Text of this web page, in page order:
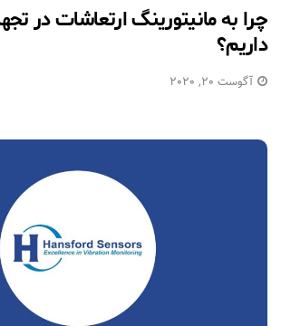
چرا به مانيتورينگ ارتعاشات در
داریم؟
آگوست 20, 2020